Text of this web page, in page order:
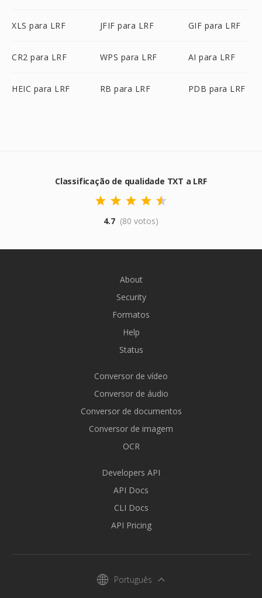
XLS para LRF JFIF para LRF GIF para LRF
CR2 para LRF WPS para LRF AI para LRF
HEIC para LRF RB para LRF PDB para LRF
Classificação de qualidade TXT a LRF
4.7 (80 votos)
About
Security
Formatos
Help
Status
Conversor de vídeo
Conversor de áudio
Conversor de documentos
Conversor de imagem
OCR
Developers API
API Docs
CLI Docs
API Pricing
Português